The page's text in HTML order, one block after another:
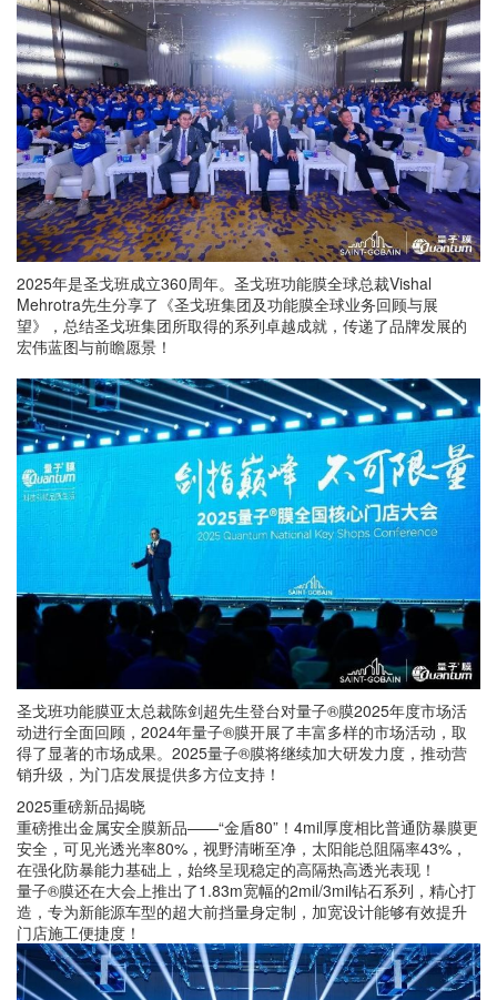
2025年是圣戈班成立360周年。圣戈班功能膜全球总裁Vishal
Mehrotra先生分享了《圣戈班集团及功能膜全球业务回顾与展
望》，总结圣戈班集团所取得的系列卓越成就，传递了品牌发展的
宏伟蓝图与前瞻愿景！
圣戈班功能膜亚太总裁陈剑超先生登台对量子®膜2025年度市场活
动进行全面回顾，2024年量子®膜开展了丰富多样的市场活动，取
得了显著的市场成果。2025量子®膜将继续加大研发力度，推动营
销升级，为门店发展提供多方位支持！
2025重磅新品揭晓
重磅推出金属安全膜新品——“金盾80”！4mil厚度相比普通防暴膜更
安全，可见光透光率80%，视野清晰至净，太阳能总阻隔率43%，
在强化防暴能力基础上，始终呈现稳定的高隔热高透光表现！
量子®膜还在大会上推出了1.83m宽幅的2mil/3mil钻石系列，精心打
造，专为新能源车型的超大前挡量身定制，加宽设计能够有效提升
门店施工便捷度！